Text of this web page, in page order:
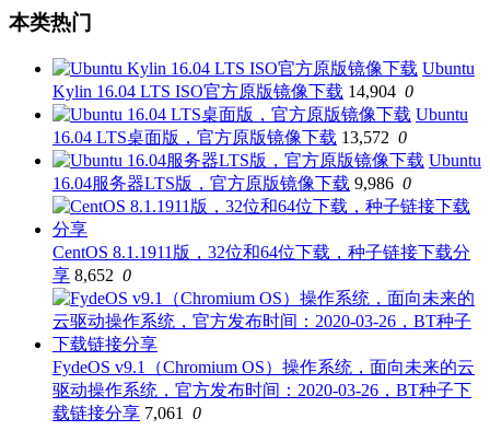
本类热门
Ubuntu
Kylin 16.04 LTS ISO官方原版镜像下载 14,904 0
Ubuntu
16.04 LTS桌面版，官方原版镜像下载 13,572 0
Ubuntu
16.04服务器LTS版，官方原版镜像下载 9,986 0
CentOS 8.1.1911版，32位和64位下载，种子链接下载分
享 8,652 0
FydeOS v9.1（Chromium OS）操作系统，面向未来的云
驱动操作系统，官方发布时间：2020-03-26，BT种子下
载链接分享 7,061 0